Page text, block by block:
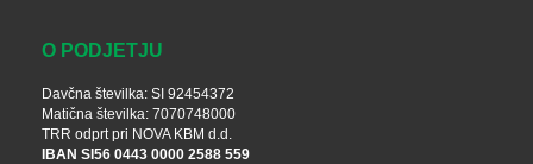
O PODJETJU
Davčna številka: SI 92454372
Matična številka: 7070748000
TRR odprt pri NOVA KBM d.d.
IBAN SI56 0443 0000 2588 559